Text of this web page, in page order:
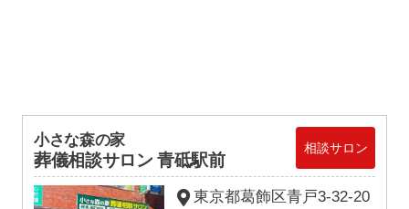
小さな森の家
葬儀相談サロン 青砥駅前
相談サロン
東京都葛飾区青戸3-32-20